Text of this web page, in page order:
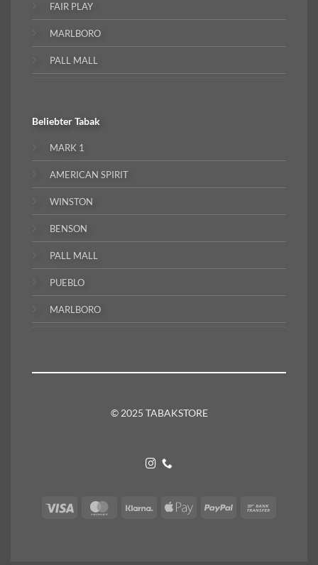
FAIR PLAY
MARLBORO
PALL MALL
BeliebterTabak
MARK 1
AMERICAN SPIRIT
WINSTON
BENSON
PALL MALL
PUEBLO
MARLBORO
© 2025 TABAKSTORE
Visa MasterCardKlarna
Apple
PayPal